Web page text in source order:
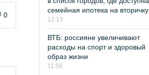
0
семейная ипотека на вторичку
12:13
ВТБ: россияне увеличивают
расходы на спорт и здоровый
образ жизни
11:50